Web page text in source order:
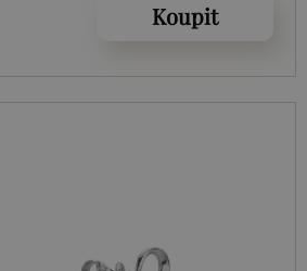
Koupit